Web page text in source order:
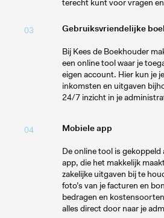
terecht kunt voor vragen
03 Gebruiksvriendelijke
Bij Kees de Boekhouder
een online tool waar je
eigen account. Hier kun je
inkomsten en uitgaven
24/7 inzicht in je
04 Mobiele app
De online tool is gekoppeld
app, die het makkelijk
zakelijke uitgaven bij te
foto’s van je facturen en
bedragen en
alles direct door naar je